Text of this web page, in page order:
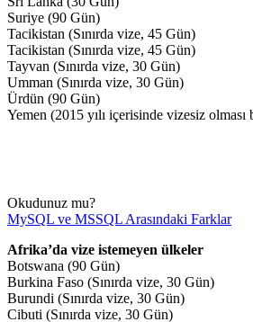
Suriye (90 Gün)
Tacikistan (Sınırda vize, 45 Gün)
Tacikistan (Sınırda vize, 45 Gün)
Tayvan (Sınırda vize, 30 Gün)
Umman (Sınırda vize, 30 Gün)
Ürdün (90 Gün)
Yemen (2015 yılı içerisinde vizesiz olması
Okudunuz mu?
MySQL ve MSSQL Arasındaki Farklar
Afrika’da vize istemeyen ülkeler
Botswana (90 Gün)
Burkina Faso (Sınırda vize, 30 Gün)
Burundi (Sınırda vize, 30 Gün)
Cibuti (Sınırda vize, 30 Gün)